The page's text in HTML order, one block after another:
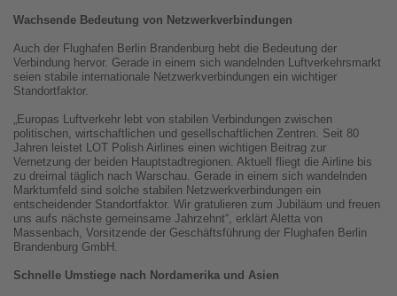
Wachsende Bedeutung von Netzwerkverbindungen
Auch der Flughafen Berlin Brandenburg hebt die Bedeutung der
Verbindung hervor. Gerade in einem sich wandelnden Luftverkehrsmarkt
seien stabile internationale Netzwerkverbindungen ein wichtiger
Standortfaktor.
„Europas Luftverkehr lebt von stabilen Verbindungen zwischen
politischen, wirtschaftlichen und gesellschaftlichen Zentren. Seit 80
Jahren leistet LOT Polish Airlines einen wichtigen Beitrag zur
Vernetzung der beiden Hauptstadtregionen. Aktuell fliegt die Airline bis
zu dreimal täglich nach Warschau. Gerade in einem sich wandelnden
Marktumfeld sind solche stabilen Netzwerkverbindungen ein
entscheidender Standortfaktor. Wir gratulieren zum Jubiläum und freuen
uns aufs nächste gemeinsame Jahrzehnt“, erklärt Aletta von
Massenbach, Vorsitzende der Geschäftsführung der Flughafen Berlin
Brandenburg GmbH.
Schnelle Umstiege nach Nordamerika und Asien